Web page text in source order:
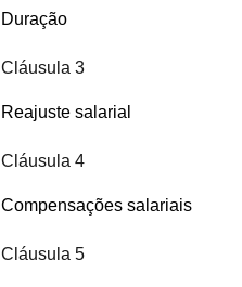
Duração
Cláusula 3
Reajuste salarial
Cláusula 4
Compensações salariais
Cláusula 5